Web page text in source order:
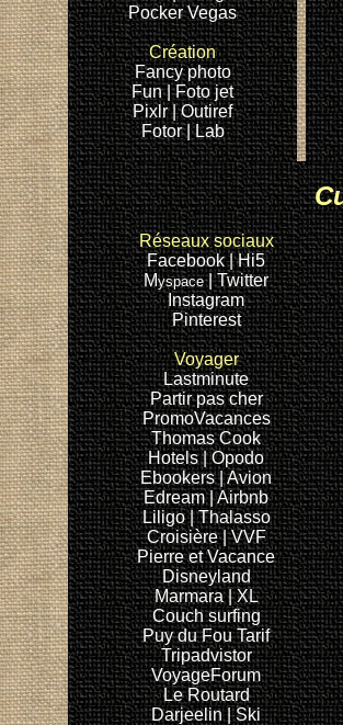
Pocker Vegas
Création
Fancy photo
Fun |Foto jet
Pixlr |Outiref
Fotor |Lab
Réseaux sociaux
Facebook| Hi5
Myspace | Twitter
Instagram
Pinterest
Voyager
Lastminute
Partir pas cher
PromoVacances
Thomas Cook
Hotels | Opodo
Ebookers | Avion
Edream | Airbnb
Liligo| Thalasso
Croisière| VVF
Pierre et Vacance
Disneyland
Marmara| XL
Couch surfing
Puy du Fou Tarif
Tripadvistor
VoyageForum
Le Routard
Darjeelin| Ski